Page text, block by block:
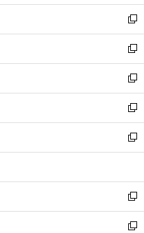
開
く
ウ
で
開
く
ン
ド
ウ
で
開
く
ウ
ィ
ン
ド
ウ
で
開
く
し
い
ウ
ィ
ン
ド
ウ
で
開
く
新
し
い
ウ
ィ
ン
ド
ウ
で
開
新
し
い
ウ
ィ
ン
ド
ウ
開
く
新
し
い
ウ
ィ
ン
ウ
で
開
く
新
し
い
ウ
ン
ド
ウ
で
新
し
ウ
ィ
ン
ド
新
し
い
新